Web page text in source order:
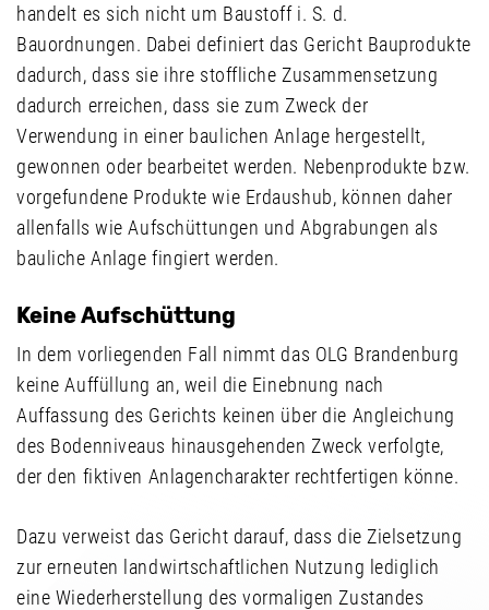
handelt es sich nicht um Baustoff i. S. d.
Bauordnungen. Dabei definiert das Gericht Bauprodukte
dadurch, dass sie ihre stoffliche Zusammensetzung
dadurch erreichen, dass sie zum Zweck der
Verwendung in einer baulichen Anlage hergestellt,
gewonnen oder bearbeitet werden. Nebenprodukte bzw.
vorgefundene Produkte wie Erdaushub, können daher
allenfalls wie Aufschüttungen und Abgrabungen als
bauliche Anlage fingiert werden.
Keine Aufschüttung
In dem vorliegenden Fall nimmt das OLG Brandenburg
keine Auffüllung an, weil die Einebnung nach
Auffassung des Gerichts keinen über die Angleichung
des Bodenniveaus hinausgehenden Zweck verfolgte,
der den fiktiven Anlagencharakter rechtfertigen könne.
Dazu verweist das Gericht darauf, dass die Zielsetzung
zur erneuten landwirtschaftlichen Nutzung lediglich
eine Wiederherstellung des vormaligen Zustandes